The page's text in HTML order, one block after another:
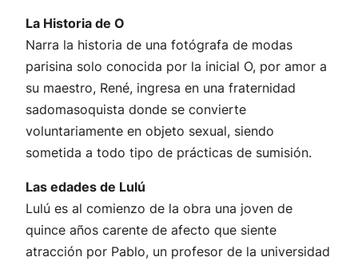
La Historia de O
Narra la historia de una fotógrafa de modas
parisina solo conocida por la inicial O, por amor a
su maestro, René, ingresa en una fraternidad
sadomasoquista donde se convierte
voluntariamente en objeto sexual, siendo
sometida a todo tipo de prácticas de sumisión.
Las edades de Lulú
Lulú es al comienzo de la obra una joven de
quince años carente de afecto que siente
atracción por Pablo, un profesor de la universidad